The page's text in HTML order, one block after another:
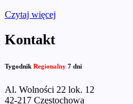
Czytaj więcej
Kontakt
Tygodnik Regionalny 7 dni
Al. Wolności 22 lok. 12
42-217 Częstochowa